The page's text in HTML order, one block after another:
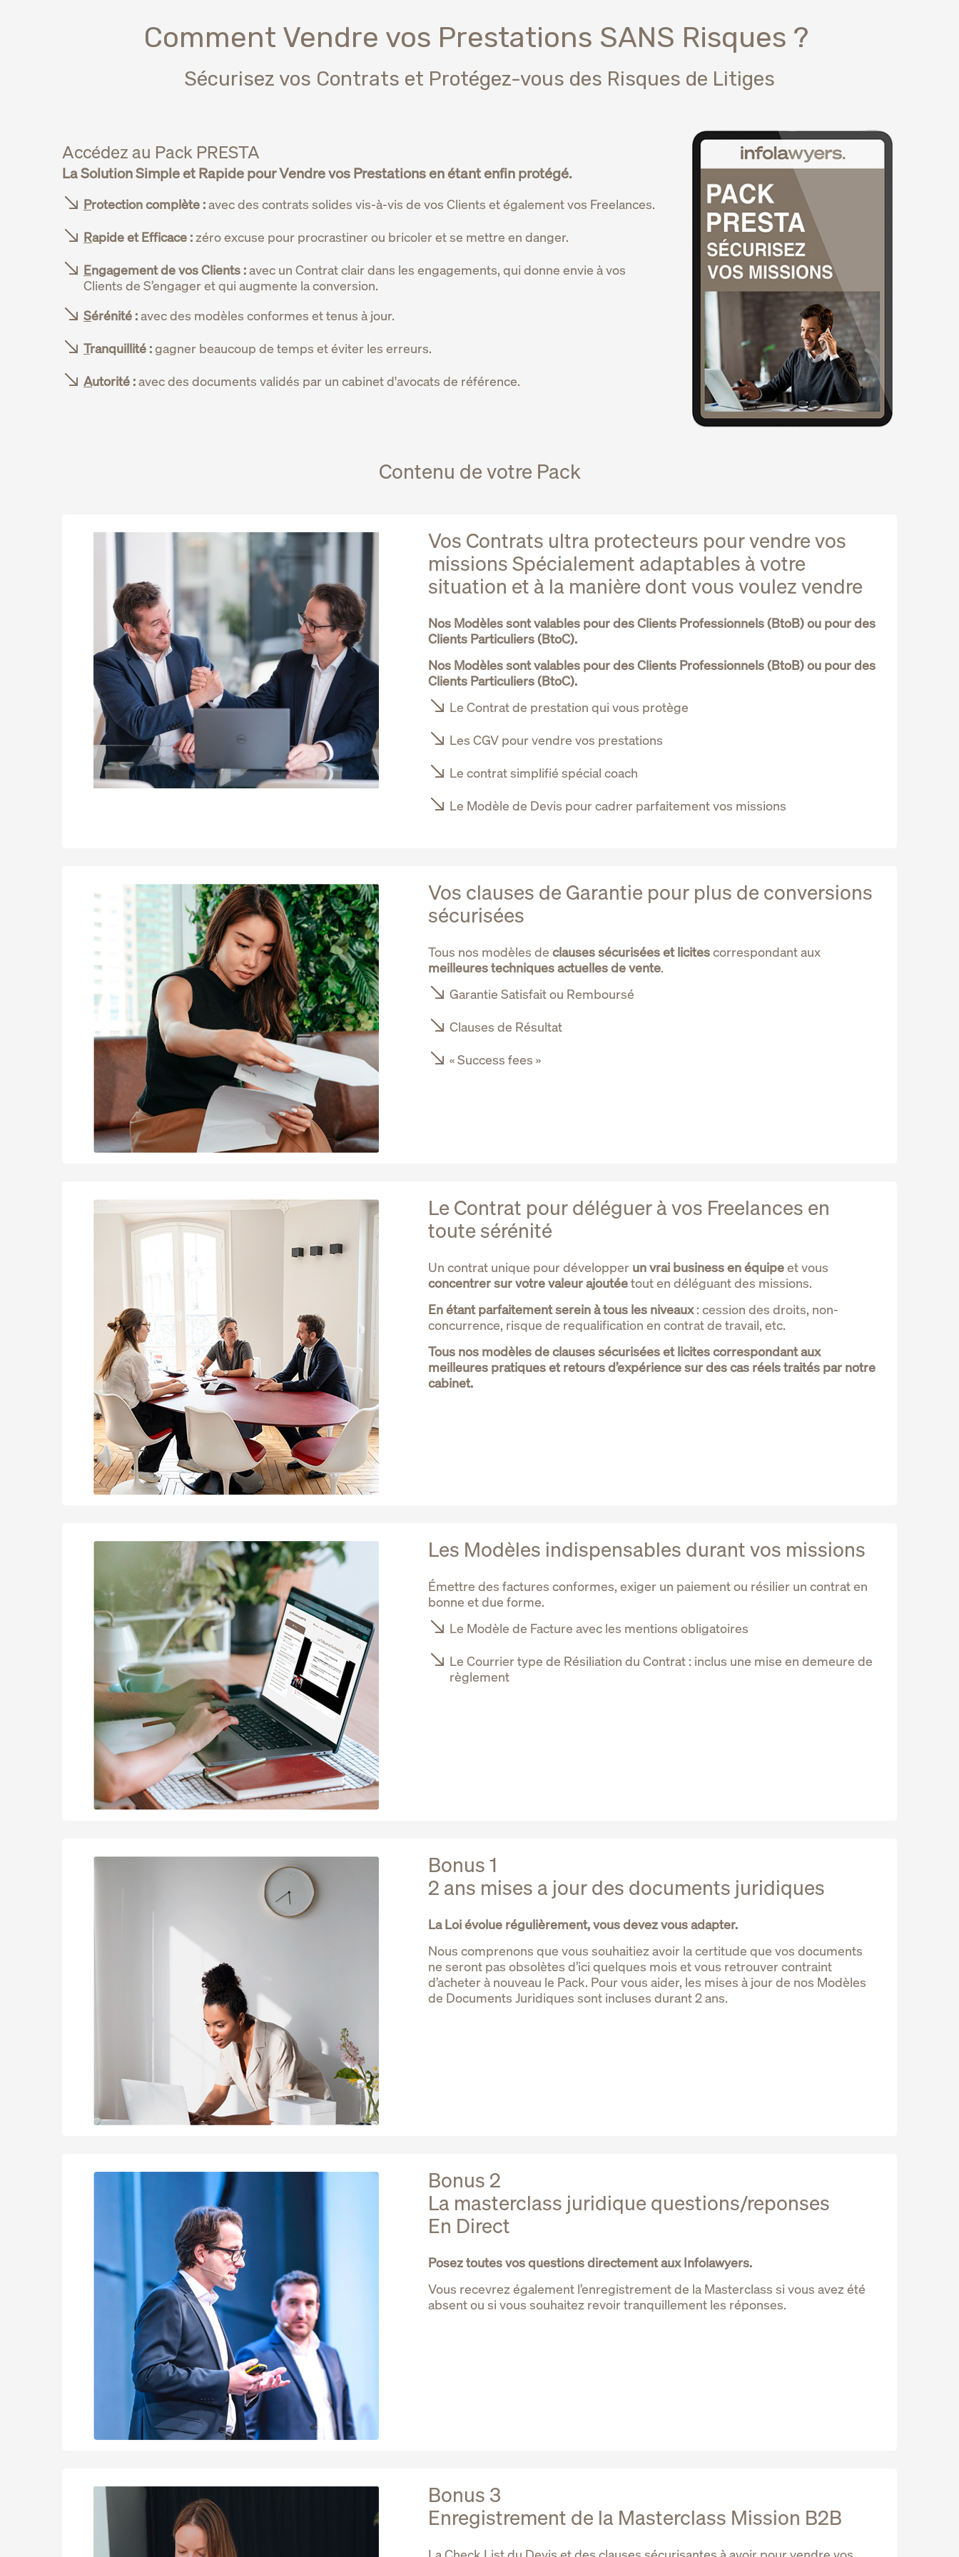
Comment Vendre vos Prestations SANS Risques ?
Sécurisez vos Contrats et Protégez-vous des Risques de Litiges
Accédez au Pack PRESTA
La Solution Simple et Rapide pour Vendre vos Prestations en étant enfin protégé.
Protection complète :avec des contrats solides vis-à-vis de vos Clients et également vos Freelances.
Rapide et Efficace :zéro excuse pour procrastiner ou bricoler et se mettre en danger.
Engagement de vos Clients :avec un Contrat clair dans les engagements, qui donne envie à vos
Clients de S’engager et qui augmente la conversion.
Sérénité :avec des modèles conformes et tenus à jour.
Tranquillité :gagner beaucoup de temps et éviter les erreurs.
Autorité :avec des documents validés par un cabinet d'avocats de référence.
Contenu de votre Pack
Vos Contrats ultra protecteurs pour vendre vos
missions Spécialement adaptables à votre
situation et à la manière dont vous voulez vendre
Nos Modèles sont valables pour des Clients Professionnels (BtoB) ou pour des
Clients Particuliers (BtoC).
Nos Modèles sont valables pour des Clients Professionnels (BtoB) ou pour des
Clients Particuliers (BtoC).
Le Contrat de prestation qui vous protège
Les CGV pour vendre vos prestations
Le contrat simplifié spécial coach
Le Modèle de Devis pour cadrer parfaitement vos missions
Vos clauses de Garantie pour plus de conversions
sécurisées
Tous nos modèles de clauses sécurisées et licitescorrespondant aux
meilleures techniques actuelles de vente.
Garantie Satisfait ou Remboursé
Clauses de Résultat
« Success fees »
Le Contrat pour déléguer à vos Freelances en
toute sérénité
Un contrat unique pour développer un vrai business en équipeet vous
concentrer sur votre valeur ajoutéetout en déléguant des missions.
En étant parfaitement serein à tous les niveaux: cession des droits, non-
concurrence, risque de requalification en contrat de travail, etc.
Tous nos modèles de clauses sécurisées et licites correspondant aux
meilleures pratiques et retours d’expérience sur des cas réels traités par notre
cabinet.
Les Modèles indispensables durant vos missions
Émettre des factures conformes, exiger un paiement ou résilier un contrat en
bonne et due forme.
Le Modèle de Facture avec les mentions obligatoires
Le Courrier type de Résiliation du Contrat : inclus une mise en demeure de
règlement
Bonus 1
2 ans mises a jour des documents juridiques
La Loi évolue régulièrement, vous devez vous adapter.
Nous comprenons que vous souhaitiez avoir la certitude que vos documents
ne seront pas obsolètes d’ici quelques mois et vous retrouver contraint
d’acheter à nouveau le Pack. Pour vous aider, les mises à jour de nos Modèles
de Documents Juridiques sont incluses durant 2 ans.
Bonus 2
La masterclass juridique questions/reponses
En Direct
Posez toutes vos questions directement aux Infolawyers.
Vous recevrez également l’enregistrement de la Masterclass si vous avez été
absent ou si vous souhaitez revoir tranquillement les réponses.
Bonus 3
Enregistrement de la Masterclass Mission B2B